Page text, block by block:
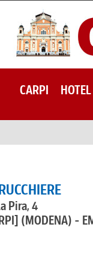
CARPI HOTEL
Pira, 4
(MODENA) -